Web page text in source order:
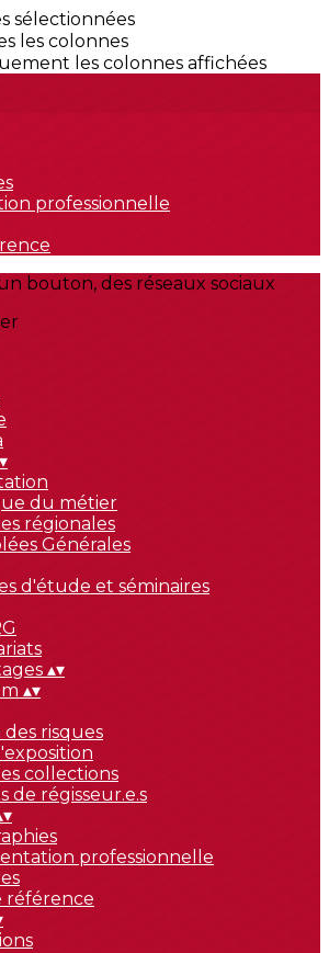
sélectionnées
les colonnes
les colonnes affichées
professionnelle
bouton, des réseaux sociaux
▾
du métier
régionales
Générales
d'étude et séminaires
▴▾
▴▾
des risques
collections
de régisseur.e.s
▾
professionnelle
référence